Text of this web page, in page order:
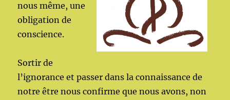
nous même, une
obligation de
conscience.
Sortir de
l’ignorance et passer dans la connaissance de
notre être nous confirme que nous avons, non